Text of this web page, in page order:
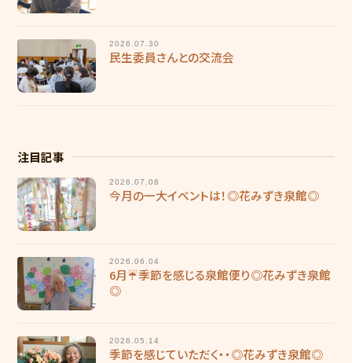
2026.07.30
民生委員さんとの交流会
注目記事
2026.07.08
今月の一大イベントは！◎花みずき泉館◎
2026.06.04
6月☔季節を感じる泉館便り◎花みずき泉館
◎
2026.05.14
季節を感じていただく・・◎花みずき泉館◎